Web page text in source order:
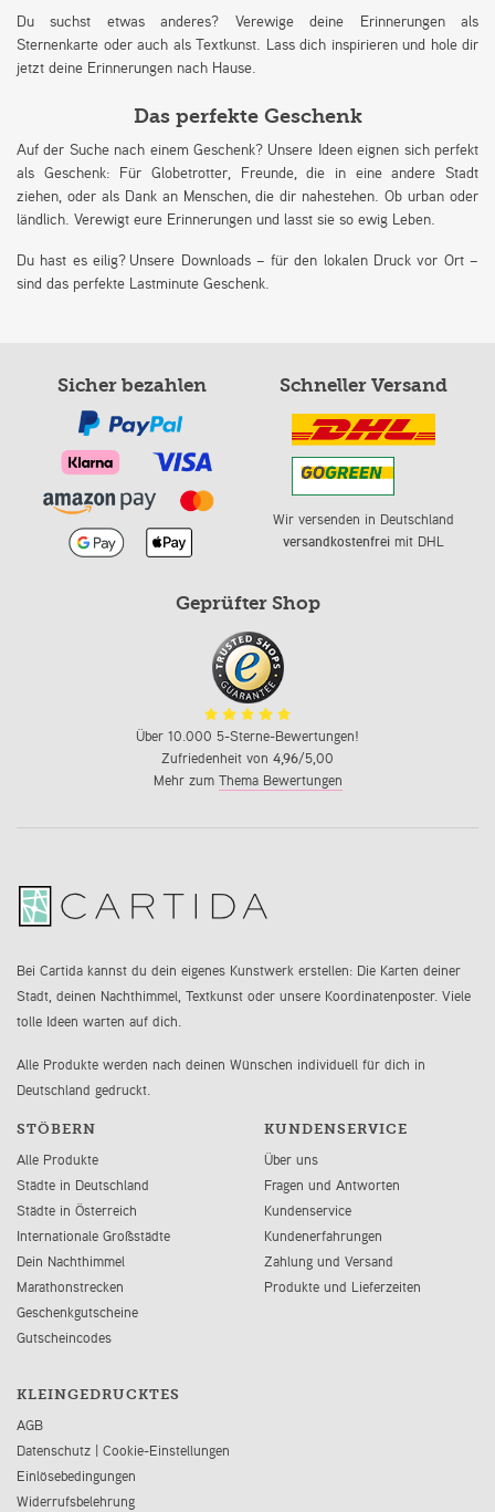
Du suchst etwas anderes? Verewige deine Erinnerungen als
Sternenkarte oder auch als Textkunst. Lass dich inspirieren und hole dir
jetzt deine Erinnerungen nach Hause.
Das perfekte Geschenk
Auf der Suche nach einem Geschenk? Unsere Ideen eignen sich perfekt
als Geschenk: Für Globetrotter, Freunde, die in eine andere Stadt
ziehen, oder als Dank an Menschen, die dir nahestehen. Ob urban oder
ländlich. Verewigt eure Erinnerungen und lasst sie so ewig Leben.
Du hast es eilig? Unsere Downloads – für den lokalen Druck vor Ort –
sind das perfekte Lastminute Geschenk.
Sicher bezahlen Schneller Versand
Wir versenden in Deutschland
versandkostenfreimit DHL
Geprüfter Shop
Über 10.000 5-Sterne-Bewertungen!
Zufriedenheit von 4,96/5,00
Mehr zum Thema Bewertungen
Bei Cartida kannst du dein eigenes Kunstwerk erstellen: Die Karten deiner
Stadt, deinen Nachthimmel, Textkunst oder unsere Koordinatenposter. Viele
tolle Ideen warten auf dich.
Alle Produkte werden nach deinen Wünschen individuell für dich in
Deutschland gedruckt.
STÖBERN
Alle Produkte
Städte in Deutschland
Städte in Österreich
Internationale Großstädte
Dein Nachthimmel
Marathonstrecken
Geschenkgutscheine
Gutscheincodes
KUNDENSERVICE
Über uns
Fragen und Antworten
Kundenservice
Kundenerfahrungen
Zahlung und Versand
Produkte und Lieferzeiten
KLEINGEDRUCKTES
AGB
Datenschutz | Cookie-Einstellungen
Einlösebedingungen
Widerrufsbelehrung